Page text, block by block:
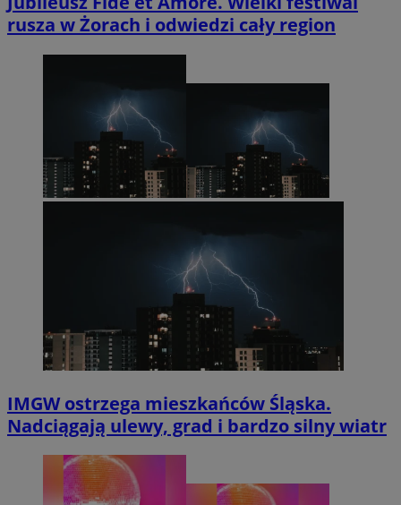
rusza w Żorach i odwiedzi cały region
IMGW ostrzega mieszkańców Śląska.
Nadciągają ulewy, grad i bardzo silny wiatr